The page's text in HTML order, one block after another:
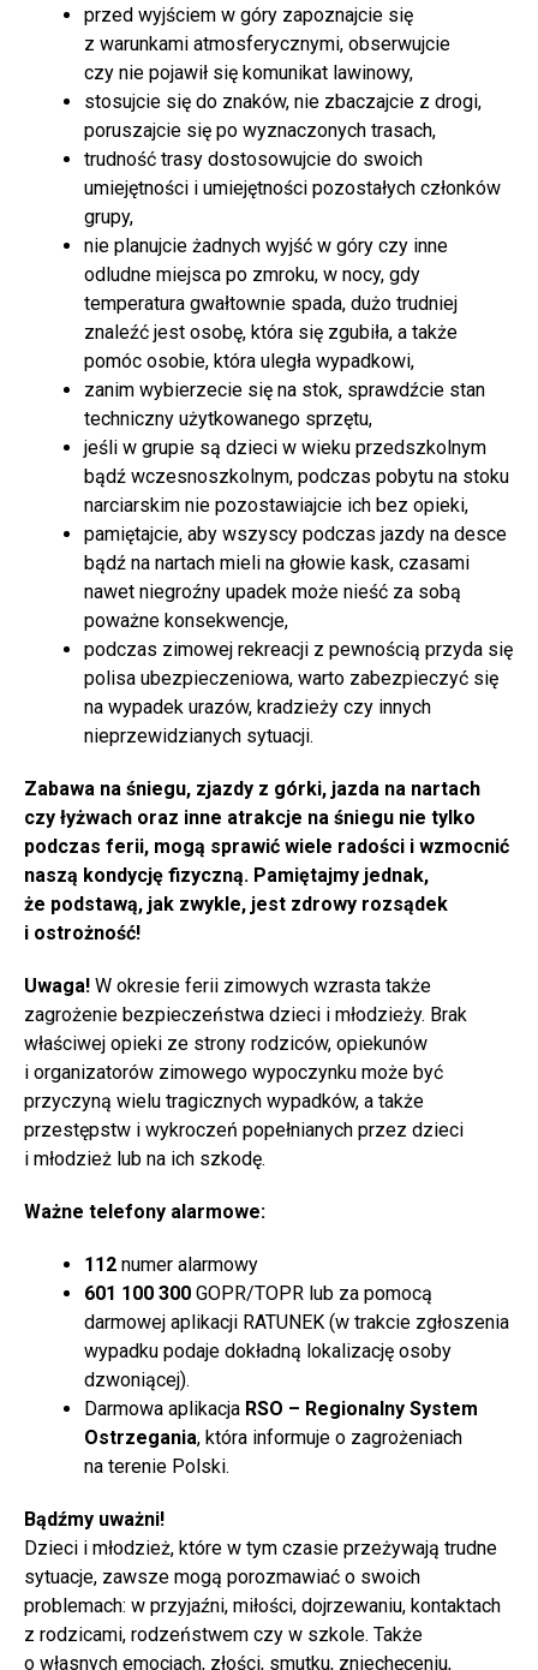
przed wyjściem w góry zapoznajcie się
z warunkami atmosferycznymi, obserwujcie
czy nie pojawił się komunikat lawinowy,
stosujcie się do znaków, nie zbaczajcie z drogi,
poruszajcie się po wyznaczonych trasach,
trudność trasy dostosowujcie do swoich
umiejętności i umiejętności pozostałych członków
grupy,
nie planujcie żadnych wyjść w góry czy inne
odludne miejsca po zmroku, w nocy, gdy
temperatura gwałtownie spada, dużo trudniej
znaleźć jest osobę, która się zgubiła, a także
pomóc osobie, która uległa wypadkowi,
zanim wybierzecie się na stok, sprawdźcie stan
techniczny użytkowanego sprzętu,
jeśli w grupie są dzieci w wieku przedszkolnym
bądź wczesnoszkolnym, podczas pobytu na stoku
narciarskim nie pozostawiajcie ich bez opieki,
pamiętajcie, aby wszyscy podczas jazdy na desce
bądź na nartach mieli na głowie kask, czasami
nawet niegroźny upadek może nieść za sobą
poważne konsekwencje,
podczas zimowej rekreacji z pewnością przyda się
polisa ubezpieczeniowa, warto zabezpieczyć się
na wypadek urazów, kradzieży czy innych
nieprzewidzianych sytuacji.
Zabawa na śniegu, zjazdy z górki, jazda na nartach
czy łyżwach oraz inne atrakcje na śniegu nie tylko
podczas ferii, mogą sprawić wiele radości i wzmocnić
naszą kondycję fizyczną. Pamiętajmy jednak,
że podstawą, jak zwykle, jest zdrowy rozsądek
i ostrożność!
Uwaga! W okresie ferii zimowych wzrasta także
zagrożenie bezpieczeństwa dzieci i młodzieży. Brak
właściwej opieki ze strony rodziców, opiekunów
i organizatorów zimowego wypoczynku może być
przyczyną wielu tragicznych wypadków, a także
przestępstw i wykroczeń popełnianych przez dzieci
i młodzież lub na ich szkodę.
Ważne telefony alarmowe:
112 numer alarmowy
601 100 300 GOPR/TOPR lub za pomocą
darmowej aplikacji RATUNEK (w trakcie zgłoszenia
wypadku podaje dokładną lokalizację osoby
dzwoniącej).
Darmowa aplikacja RSO – Regionalny System
Ostrzegania, która informuje o zagrożeniach
na terenie Polski.
Bądźmy uważni!
Dzieci i młodzież, które w tym czasie przeżywają trudne
sytuacje, zawsze mogą porozmawiać o swoich
problemach: w przyjaźni, miłości, dojrzewaniu, kontaktach
z rodzicami, rodzeństwem czy w szkole. Także
o własnych emocjach, złości, smutku, zniechęceniu,